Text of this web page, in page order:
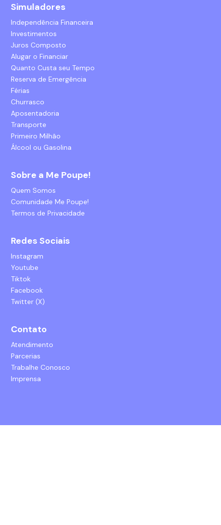
Simuladores
Independência Financeira
Investimentos
Juros Composto
Alugar o Financiar
Quanto Custa seu Tempo
Reserva de Emergência
Férias
Churrasco
Aposentadoria
Transporte
Primeiro Milhão
Álcool ou Gasolina
Sobre a Me Poupe!
Quem Somos
Comunidade Me Poupe!
Termos de Privacidade
Redes Sociais
Instagram
Youtube
Tiktok
Facebook
Twitter (X)
Contato
Atendimento
Parcerias
Trabalhe Conosco
Imprensa